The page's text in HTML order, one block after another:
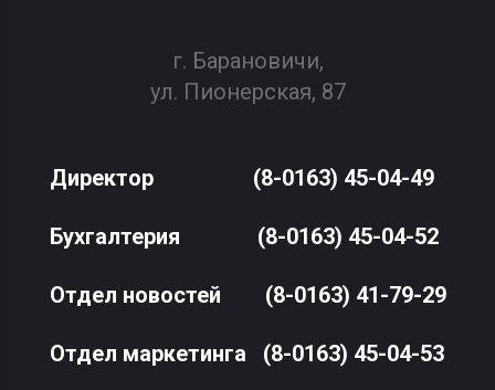
г. Барановичи,
ул. Пионерская, 87
Директор (8-0163) 45-04-49
Бухгалтерия (8-0163) 45-04-52
Отдел новостей (8-0163) 41-79-29
Отдел маркетинга (8-0163) 45-04-53